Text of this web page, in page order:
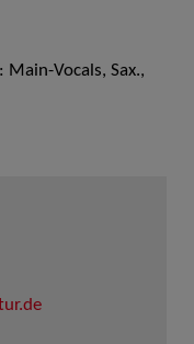
Main-Vocals, Sax.,